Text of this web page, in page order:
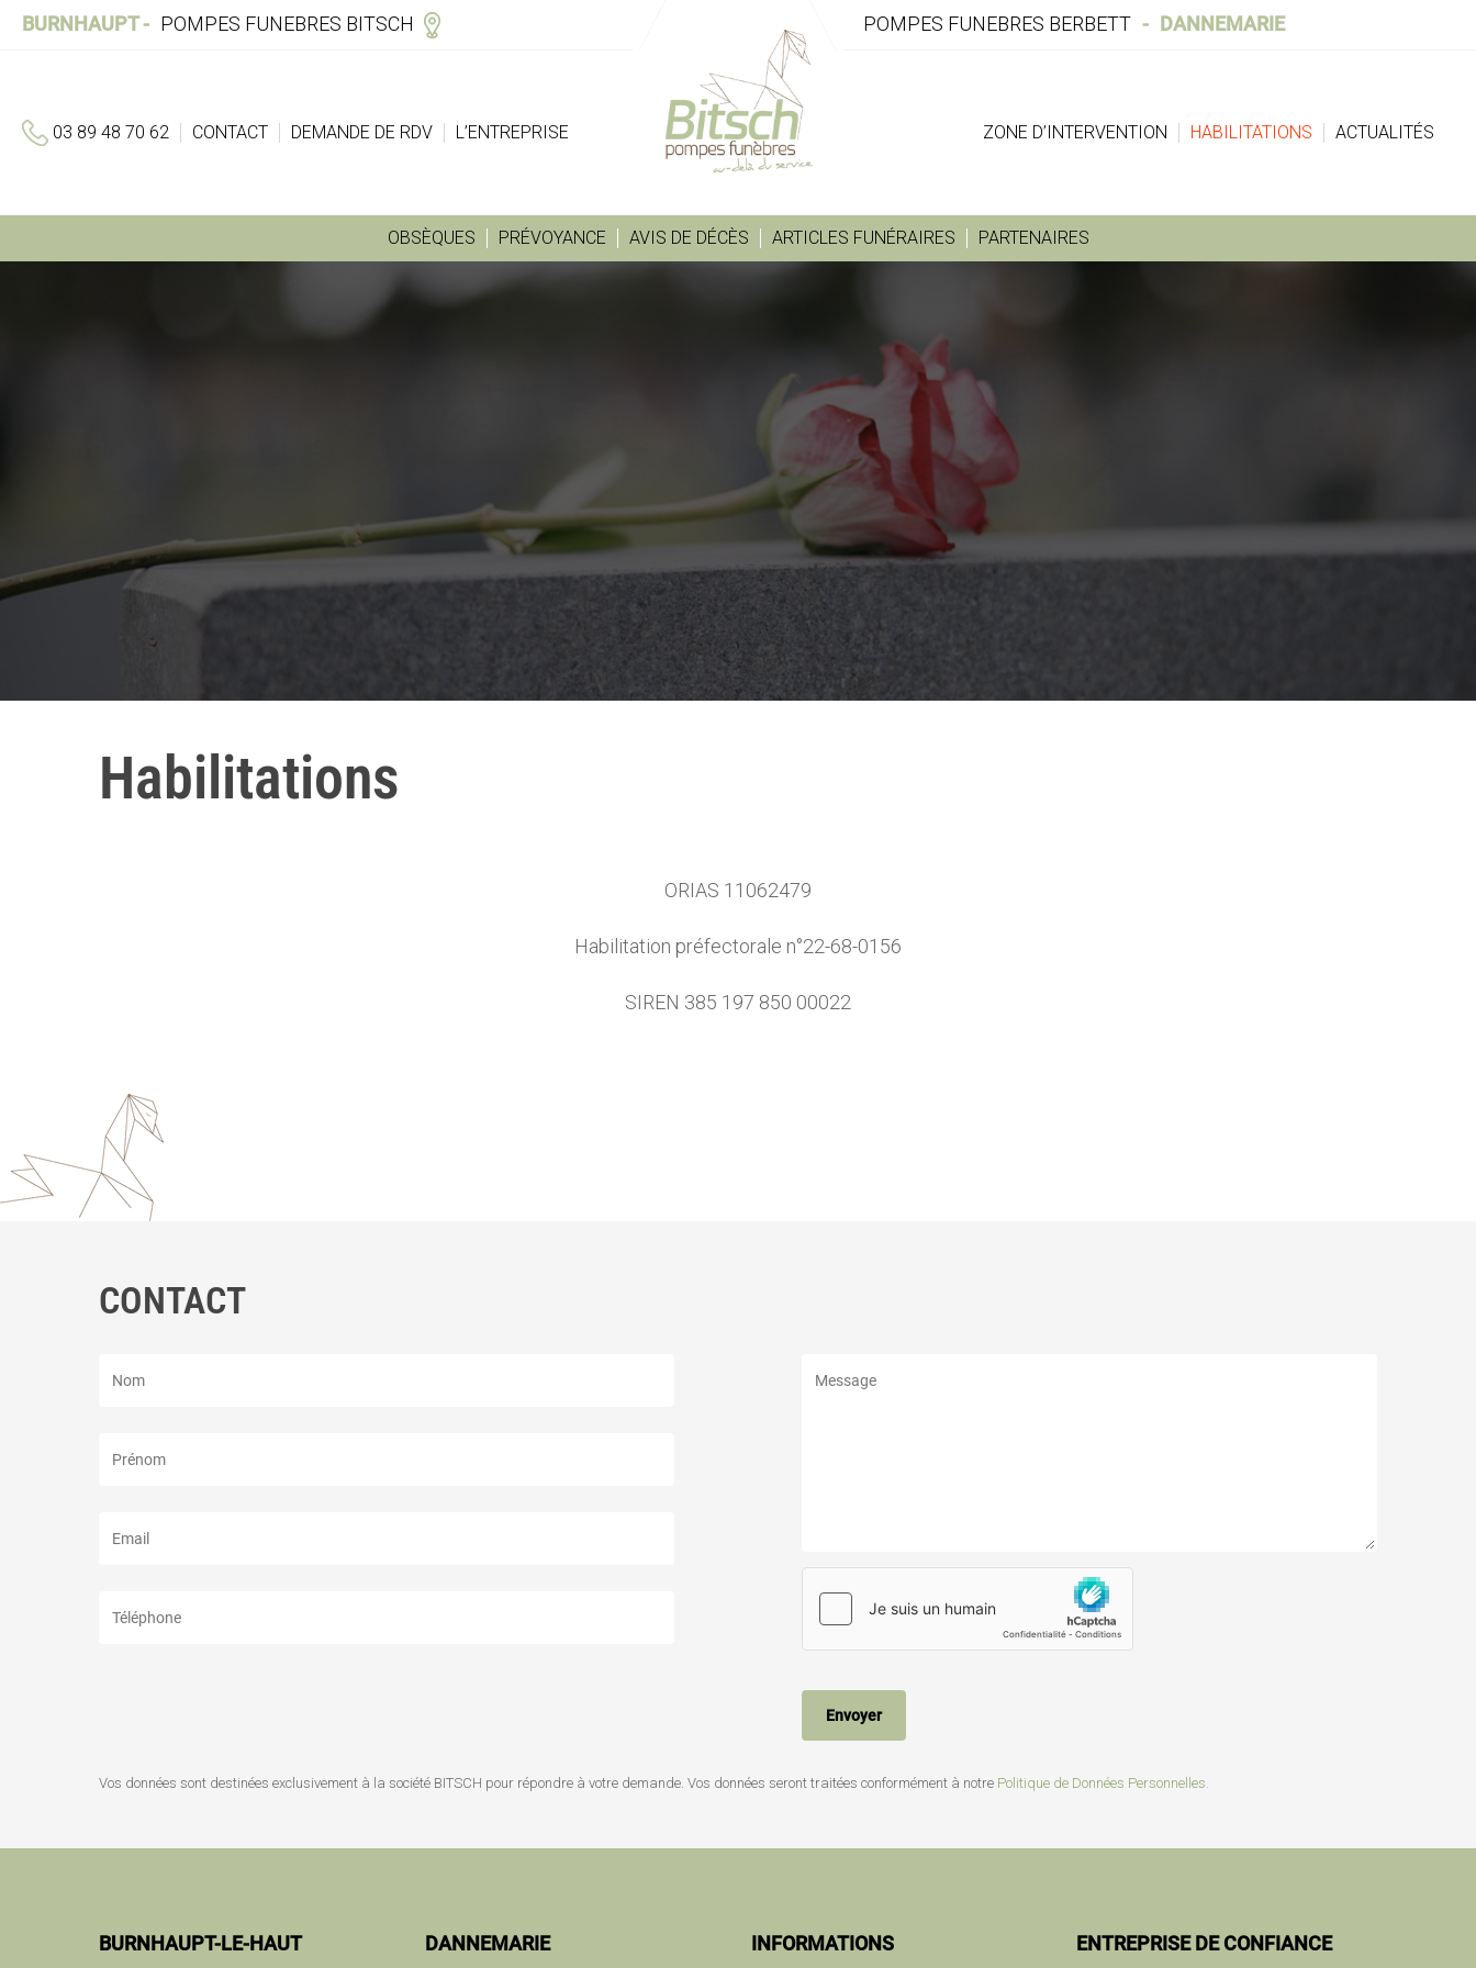
Skip
BURNHAUPT POMPES FUNEBRES BITSCH DANNEMARIE
POMPES FUNEBRES BERBETT
03 89 48 70 62 CONTACT DEMANDE DE RDV L’ENTREPRISE ZONE D’INTERVENTION HABILITATIONS ACTUALITÉS
OBSÈQUES PRÉVOYANCE AVIS DE DÉCÈS ARTICLES FUNÉRAIRES PARTENAIRES
Habilitations
ORIAS 11062479
Habilitation préfectorale n°22-68-0156
SIREN 385 197 850 00022
CONTACT
Vos données sont destinées exclusivement à la société BITSCH pour répondre à votre demande. Vos données seront traitées conformément à notre Politique de Données Personnelles.
BURNHAUPT-LE-HAUT DANNEMARIE INFORMATIONS ENTREPRISE DE CONFIANCE